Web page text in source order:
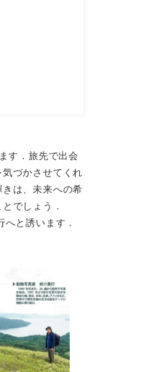
す．旅先で出会
づかさせてくれ
は、未来への希
でしょう．
と誘います．